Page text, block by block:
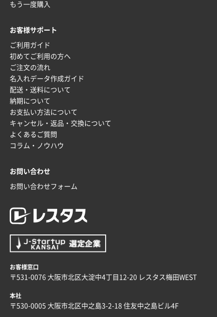
もう一度購入
お客様サポート
ご利用ガイド
初めてご利用の方へ
ご注文の流れ
名入れデータ作成ガイド
配送・送料について
納期について
お支払い方法について
キャンセル・返品・交換について
よくあるご質問
コラム・ノウハウ
お問い合わせ
お問い合わせフォーム
お客様窓口
〒531-0076 大阪市北区大淀中4丁目12-20 レスタス梅田WEST
本社
〒530-0005 大阪市北区中之島3-2-18 住友中之島ビル4F